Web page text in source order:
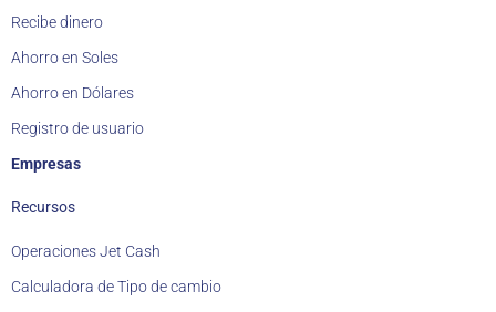
Recibe dinero
Ahorro en Soles
Ahorro en Dólares
Registro de usuario
Empresas
Recursos
Operaciones Jet Cash
Calculadora de Tipo de cambio